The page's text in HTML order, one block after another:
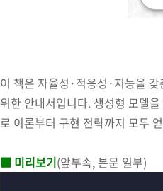
이 책은 자율성·적응성·지능을
위한 안내서입니다. 생성형 모델
로 이론부터 구현 전략까지 모두
■ 미리보기(앞부속, 본문 일부)